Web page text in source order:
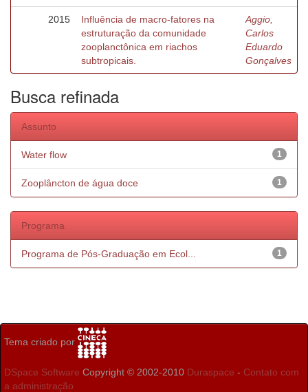
2015
Influência de macro-fatores na
estruturação da comunidade
zooplanctônica em riachos
subtropicais.
Aggio,
Carlos
Eduardo
Gonçalves
Busca refinada
Assunto
1
Water flow
1
Zooplâncton de água doce
Programa
1
Programa de Pós-Graduação em Ecol...
Tema criado por
DSpace Software Copyright © 2002-2010 Duraspace - Contato com
a administração